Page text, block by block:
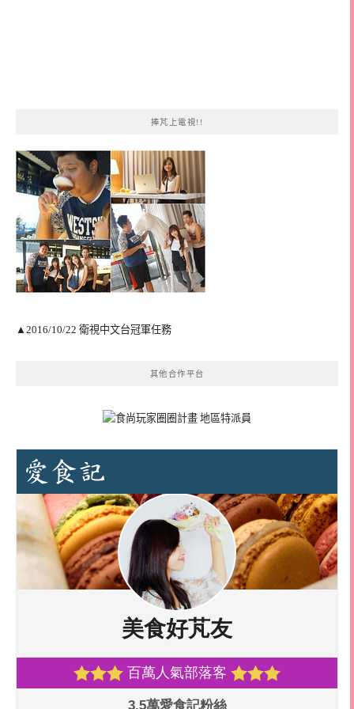
捧芃上電視!!
▲2016/10/22 衛視中文台冠軍任務
其他合作平台